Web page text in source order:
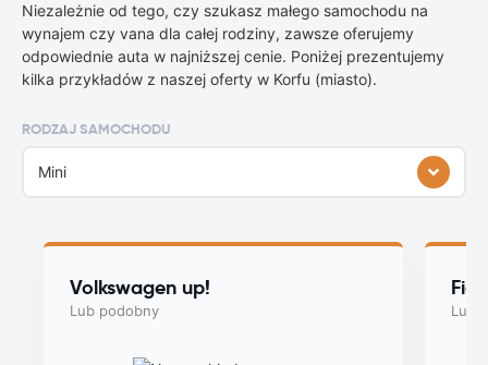
Niezależnie od tego, czy szukasz małego samochodu na
wynajem czy vana dla całej rodziny, zawsze oferujemy
odpowiednie auta w najniższej cenie. Poniżej prezentujemy
kilka przykładów z naszej oferty w Korfu (miasto).
RODZAJ SAMOCHODU
Mini
Volkswagen up!
Lub podobny Lub